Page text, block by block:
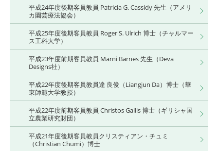
平成24年度後期客員教員 Patricia G. Cassidy 先生（アメリ
カ園芸療法協会）
平成25年度後期客員教員 Roger S. Ulrich 博士（チャルマー
ス工科大学）
平成23年度前期客員教員 Marni Barnes 先生（Deva
Designs社）
平成22年度後期客員教員達 良俊（Liangjun Da）博士（華
東師範大学教授）
平成22年度前期客員教員 Christos Gallis 博士（ギリシャ国
立農業研究財団）
平成21年度後期客員教員クリスティアン・チュミ
（Christian Chumi）博士